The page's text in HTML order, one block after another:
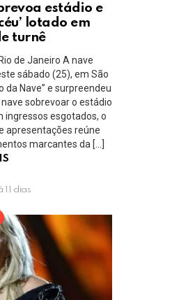
estádio e
lotado em
turnê
de Janeiro A nave
sábado (25), em São
da Nave” e surpreendeu
sobrevoar o estádio
ingressos esgotados, o
apresentações reúne
marcantes da […]
11 dias